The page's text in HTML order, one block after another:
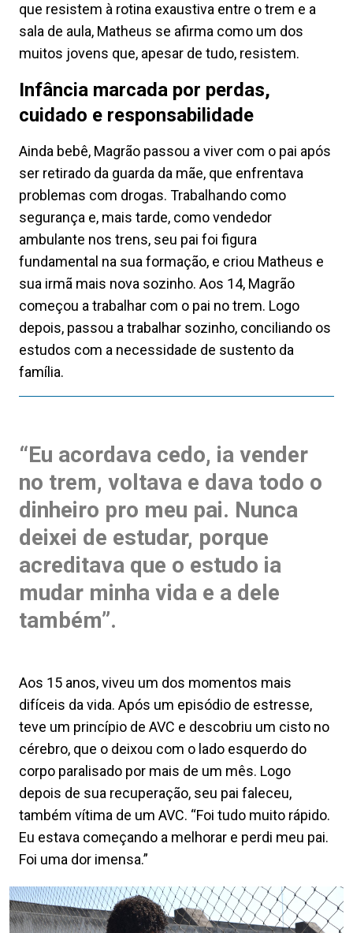
que resistem à rotina exaustiva entre o trem e a
sala de aula, Matheus se afirma como um dos
muitos jovens que, apesar de tudo, resistem.
Infância marcada por perdas,
cuidado e responsabilidade
Ainda bebê, Magrão passou a viver com o pai após
ser retirado da guarda da mãe, que enfrentava
problemas com drogas. Trabalhando como
segurança e, mais tarde, como vendedor
ambulante nos trens, seu pai foi figura
fundamental na sua formação, e criou Matheus e
sua irmã mais nova sozinho. Aos 14, Magrão
começou a trabalhar com o pai no trem. Logo
depois, passou a trabalhar sozinho, conciliando os
estudos com a necessidade de sustento da
família.
“Eu acordava cedo, ia vender
no trem, voltava e dava todo o
dinheiro pro meu pai. Nunca
deixei de estudar, porque
acreditava que o estudo ia
mudar minha vida e a dele
também”.
Aos 15 anos, viveu um dos momentos mais
difíceis da vida. Após um episódio de estresse,
teve um princípio de AVC e descobriu um cisto no
cérebro, que o deixou com o lado esquerdo do
corpo paralisado por mais de um mês. Logo
depois de sua recuperação, seu pai faleceu,
também vítima de um AVC. “Foi tudo muito rápido.
Eu estava começando a melhorar e perdi meu pai.
Foi uma dor imensa.”